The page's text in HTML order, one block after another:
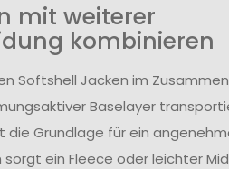
mit weiterer
kombinieren
Softshell Jacken im
Baselayer
Grundlage für ein
ein Fleece oder leichter